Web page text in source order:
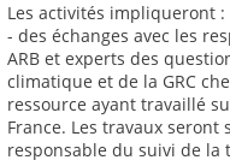
Les activités impliqueront :
- des échanges avec les
ARB et experts des
climatique et de la GRC
ressource ayant travaillé
France. Les travaux seront
responsable du suivi de la